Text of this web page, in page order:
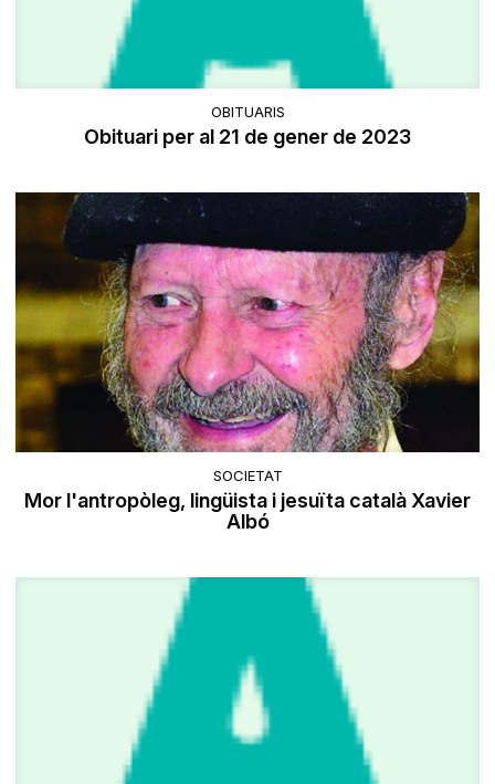
OBITUARIS
Obituari per al 21 de gener de 2023
SOCIETAT
Mor l'antropòleg, lingüista i jesuïta català Xavier
Albó